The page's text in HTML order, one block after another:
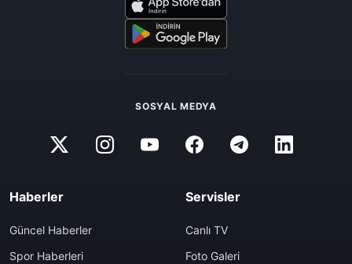
SOSYAL MEDYA
Haberler
Güncel Haberler
Spor Haberleri
Servisler
Canlı TV
Foto Galeri